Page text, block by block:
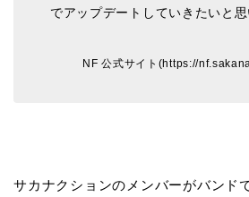
でアップデートしていきたいと思
NF 公式サイト(https://
サカナクションのメンバーがバンド